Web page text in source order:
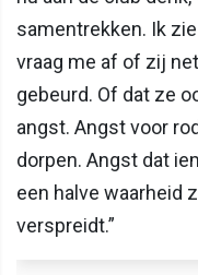
samentrekken. Ik
vraag me af of zij
gebeurd. Of dat ze
angst. Angst voor
dorpen. Angst dat
een halve waarheid
verspreidt.”